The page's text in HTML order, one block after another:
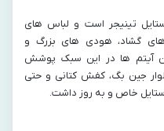
تینیجر است و لباس‌ های
های گشاد، هودی‌ های بزرگ و
آیتم‌ ها در این سبک پوشش
جین بگ، کفش کتانی و حتی
خاص و به‌ روز داشت.